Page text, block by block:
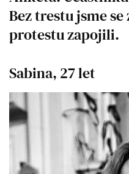
Bez trestu jsme
protestu zapojili.
Sabina, 27 let